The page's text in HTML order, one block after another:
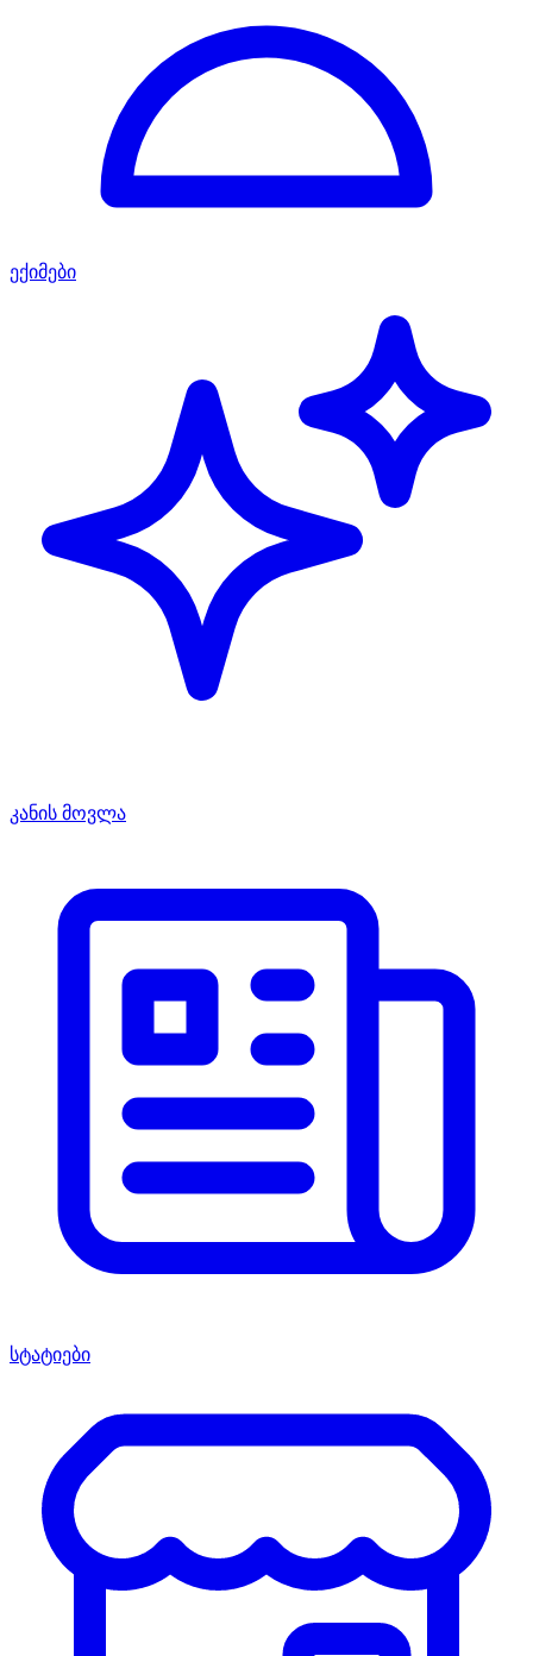
ექიმები
კანის მოვლა
სტატიები